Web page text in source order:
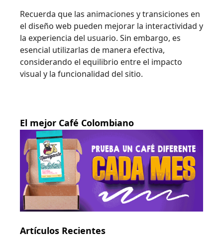
Recuerda que las animaciones y transiciones en
el diseño web pueden mejorar la interactividad y
la experiencia del usuario. Sin embargo, es
esencial utilizarlas de manera efectiva,
considerando el equilibrio entre el impacto
visual y la funcionalidad del sitio.
El mejor Café Colombiano
Artículos Recientes